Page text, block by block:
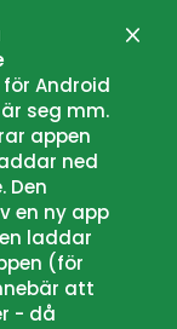
Android
seg mm.
appen
ned
Den
en ny app
laddar
(för
att
- då